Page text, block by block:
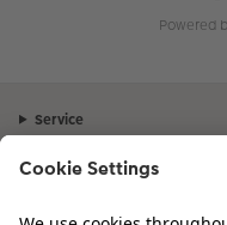
Powered
Service